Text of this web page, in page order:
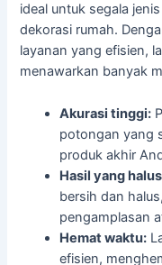
ideal untuk segala
dekorasi rumah.
layanan yang efisien,
menawarkan banyak
Akurasi tinggi:
potongan yang
produk akhir
Hasil yang
bersih dan
pengamplasan
Hemat waktu:
efisien,